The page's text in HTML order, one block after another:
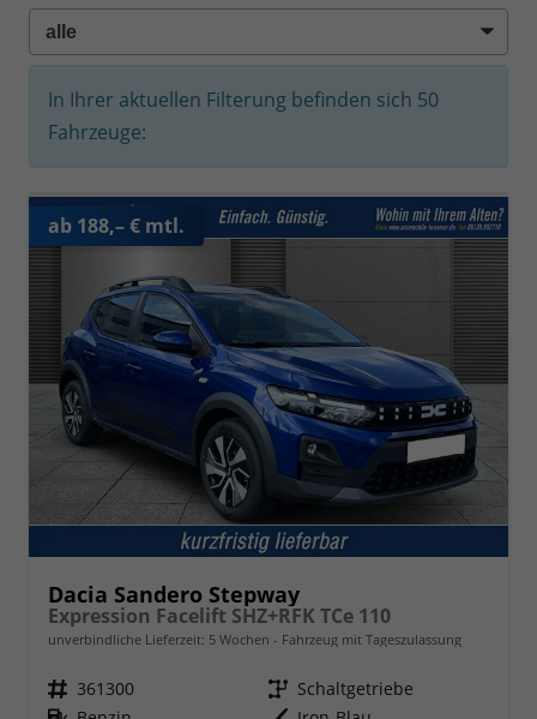
In Ihrer aktuellen Filterung befinden sich 50
Fahrzeuge:
ab 188,– € mtl.
Dacia Sandero Stepway
Expression Facelift SHZ+RFK TCe 110
unverbindliche Lieferzeit: 5 Wochen Fahrzeug mit Tageszulassung
Fahrzeugnr. 361300 Getriebe Schaltgetriebe